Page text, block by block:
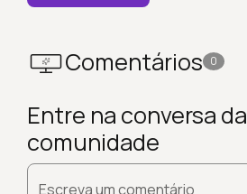
Comentários 0
Entre na conversa da
comunidade
Escreva um comentário